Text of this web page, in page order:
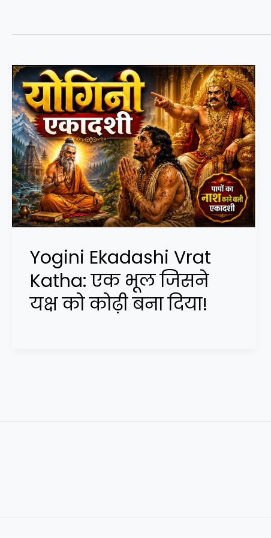
Yogini Ekadashi Vrat
Katha: एक भूल जिसने
यक्ष को कोढ़ी बना दिया!